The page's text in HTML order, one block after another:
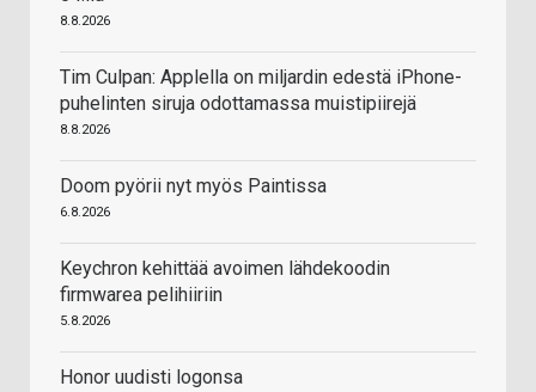
8.8.2026
Tim Culpan: Applella on miljardin edestä iPhone-
puhelinten siruja odottamassa muistipiirejä
8.8.2026
Doom pyörii nyt myös Paintissa
6.8.2026
Keychron kehittää avoimen lähdekoodin
firmwarea pelihiiriin
5.8.2026
Honor uudisti logonsa